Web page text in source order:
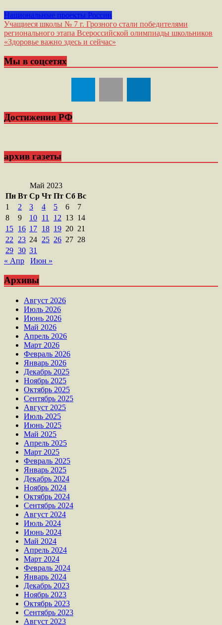
Национальные проекты России
Навигация
по
Учащиеся школы № 7 г. Грозного стали победителями
регионального этапа Всероссийской олимпиады школьников
«Здоровье важно здесь и сейчас»
Мы в соцсетях
Достижения РФ
архив газеты
Май 2023
Пн Вт Ср Чт Пт Сб Вс
1
2 3 4 5 6
7
8
9 10 11 12 13 14
15 16 17 18 19 20 21
22
23 24 25 26 27 28
29 30 31
« Апр
Июн »
Архивы
Август 2026
Июль 2026
Июнь 2026
Май 2026
Апрель 2026
Март 2026
Февраль 2026
Январь 2026
Декабрь 2025
Ноябрь 2025
Октябрь 2025
Сентябрь 2025
Август 2025
Июль 2025
Июнь 2025
Май 2025
Апрель 2025
Март 2025
Февраль 2025
Январь 2025
Декабрь 2024
Ноябрь 2024
Октябрь 2024
Сентябрь 2024
Август 2024
Июль 2024
Июнь 2024
Май 2024
Апрель 2024
Март 2024
Февраль 2024
Январь 2024
Декабрь 2023
Ноябрь 2023
Октябрь 2023
Сентябрь 2023
Август 2023